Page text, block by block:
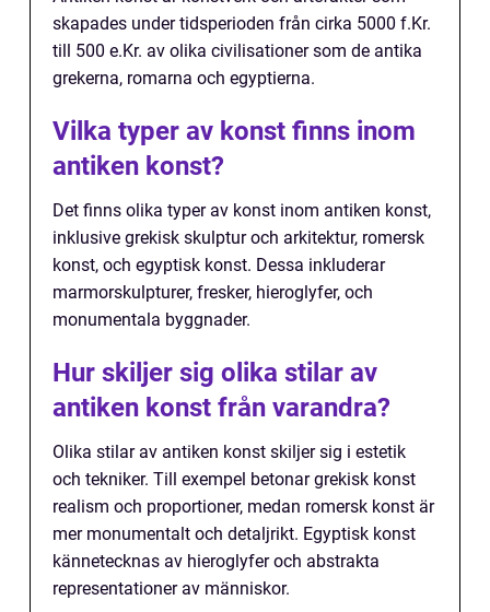
skapades under tidsperioden från cirka 5000 f.Kr.
till 500 e.Kr. av olika civilisationer som de antika
grekerna, romarna och egyptierna.
Vilka typer av konst finns inom
antiken konst?
Det finns olika typer av konst inom antiken konst,
inklusive grekisk skulptur och arkitektur, romersk
konst, och egyptisk konst. Dessa inkluderar
marmorskulpturer, fresker, hieroglyfer, och
monumentala byggnader.
Hur skiljer sig olika stilar av
antiken konst från varandra?
Olika stilar av antiken konst skiljer sig i estetik
och tekniker. Till exempel betonar grekisk konst
realism och proportioner, medan romersk konst är
mer monumentalt och detaljrikt. Egyptisk konst
kännetecknas av hieroglyfer och abstrakta
representationer av människor.